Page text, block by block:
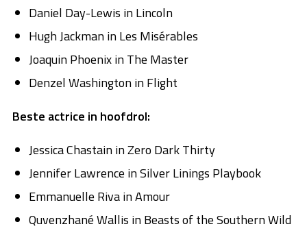
Daniel Day-Lewis in Lincoln
Hugh Jackman in Les Misérables
Joaquin Phoenix in The Master
Denzel Washington in Flight
Beste actrice in hoofdrol:
Jessica Chastain in Zero Dark Thirty
Jennifer Lawrence in Silver Linings Playbook
Emmanuelle Riva in Amour
Quvenzhané Wallis in Beasts of the Southern Wild